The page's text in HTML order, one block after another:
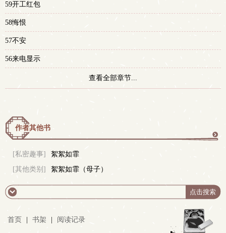
59开工红包
58悔恨
57不安
56来电显示
查看全部章节...
作者其他书
[私密趣事]
絮絮如霏
[其他类别]
絮絮如霏（母子）
首页 书架 阅读记录